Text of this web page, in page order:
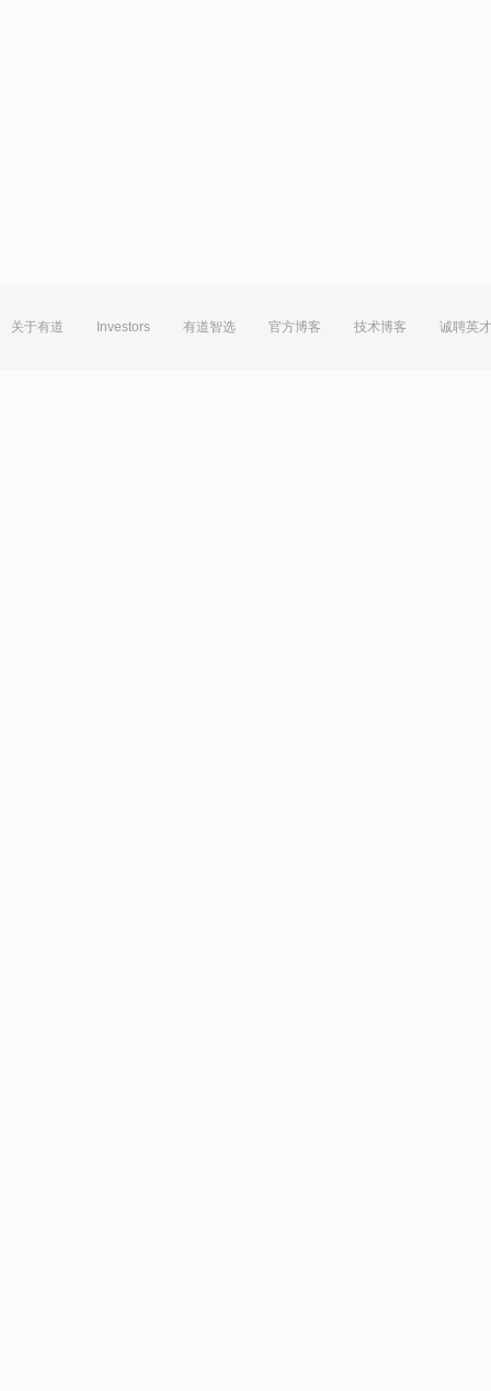
关于有道 Investors 有道智选 官方博客 技术博客 诚聘英才